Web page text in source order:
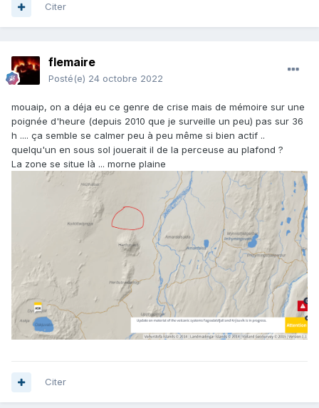
Citer
flemaire
Posté(e) 24 octobre 2022
mouaip, on a déja eu ce genre de crise mais de mémoire sur une
poignée d'heure (depuis 2010 que je surveille un peu) pas sur 36
h .... ça semble se calmer peu à peu même si bien actif ..
quelqu'un en sous sol jouerait il de la perceuse au plafond ?
La zone se situe là ... morne plaine
Citer